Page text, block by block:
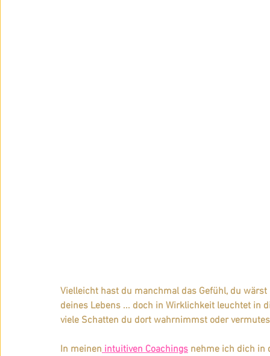
Vielleicht hast du manchmal das Gefühl, du
deines Lebens ... doch in Wirklichkeit leuchtet in
viele Schatten du dort wahrnimmst oder
In meinen intuitiven Coachings nehme ich dich in